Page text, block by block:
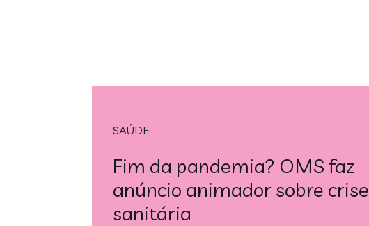
SAÚDE
Fim da pandemia? OMS faz
anúncio animador sobre crise
sanitária